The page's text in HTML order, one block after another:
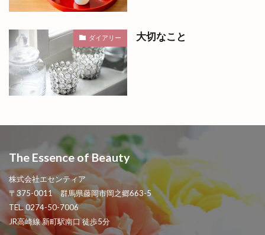
ダイアリー 大切なこと
The Essence of Beauty
株式会社エセンティア
〒375-0011 群馬県藤岡市岡之郷663-5
TEL. 0274-50-7006
JR高崎線 新町駅南口 徒歩5分